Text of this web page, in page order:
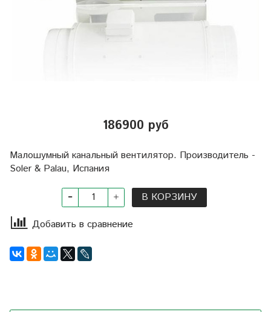
186900 руб
Малошумный канальный вентилятор. Производитель -
Soler & Palau, Испания
В КОРЗИНУ
Добавить в сравнение